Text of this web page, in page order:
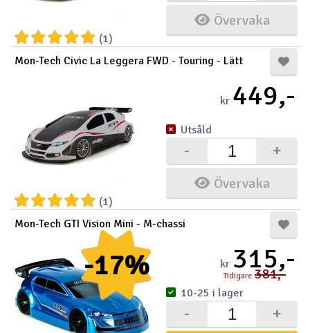
Solenergi
Verktyg, utrustning och tillbehör
Presentkort
(1)
Övervaka
Mon-Tech Civic La Leggera FWD - Touring - Lätt
(1)
kr 449,-
Övervaka
+
-
Utsåld
-17%
Mon-Tech GTI Vision Mini - M-chassi
kr 315,-
Tidigare 381,-
+
-
10-25 i lager